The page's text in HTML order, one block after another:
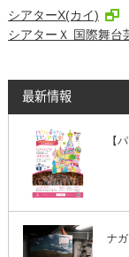
シアターΧ(カイ)
シアターＸ 国際舞台
最新情報
【
ナ